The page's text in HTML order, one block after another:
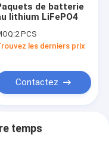
de batterie
lithium LiFePO4
2 PCS
les derniers prix
Contactez
temps